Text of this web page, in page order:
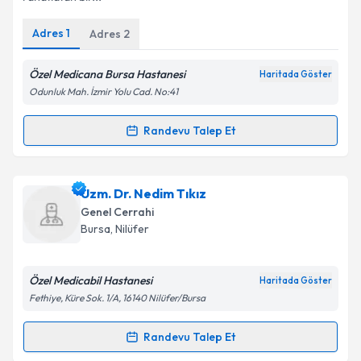
Kişisel verilerimin işlenmesine ilişkin
Metni'ni okudum ve kişisel verilerimin belirtilen
kapsamda işlenmesini kabul ediyorum.
Takvim Talebini Gönder
Adres 1 Adres 2
Özel Medicana Bursa Hastanesi Haritada Göster
Odunluk Mah. İzmir Yolu Cad. No:41
Randevu Talep Et
Randevu Takvimi Talebi
Op. Dr. Gözde Doğaniçin randevu takvimi talebi
oluşturun. Size bu uzmandan randevu almanız için bir
takvim hazırlandığında e-posta ile bilgilendireceğiz.
Kişisel verilerimin işlenmesine ilişkin
Metni'ni okudum ve kişisel verilerimin belirtilen
Uzm. Dr. Nedim Tıkız
Genel Cerrahi
Bursa, Nilüfer
Özel Medicabil Hastanesi Haritada Göster
Fethiye, Küre Sok. 1/A, 16140 Nilüfer/Bursa
Randevu Talep Et
Randevu Takvimi Talebi